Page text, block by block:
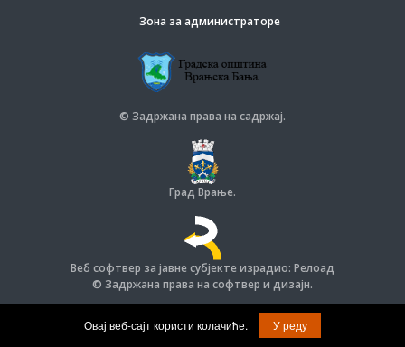
Зона за администраторе
© Задржана права на садржај.
Град Врање.
Веб софтвер за јавне субјекте израдио: Релоад
© Задржана права на софтвер и дизајн.
Овај веб-сајт користи колачиће. У реду